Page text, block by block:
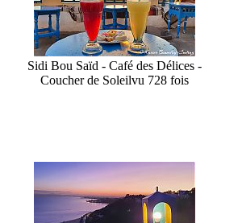
Sidi Bou Saïd - Café des Délices -
Coucher de Soleilvu 728 fois